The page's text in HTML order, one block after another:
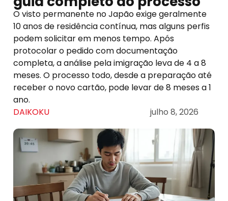
O visto permanente no Japão exige geralmente
10 anos de residência contínua, mas alguns perfis
podem solicitar em menos tempo. Após
protocolar o pedido com documentação
completa, a análise pela imigração leva de 4 a 8
meses. O processo todo, desde a preparação até
receber o novo cartão, pode levar de 8 meses a 1
ano.
DAIKOKU
julho 8, 2026